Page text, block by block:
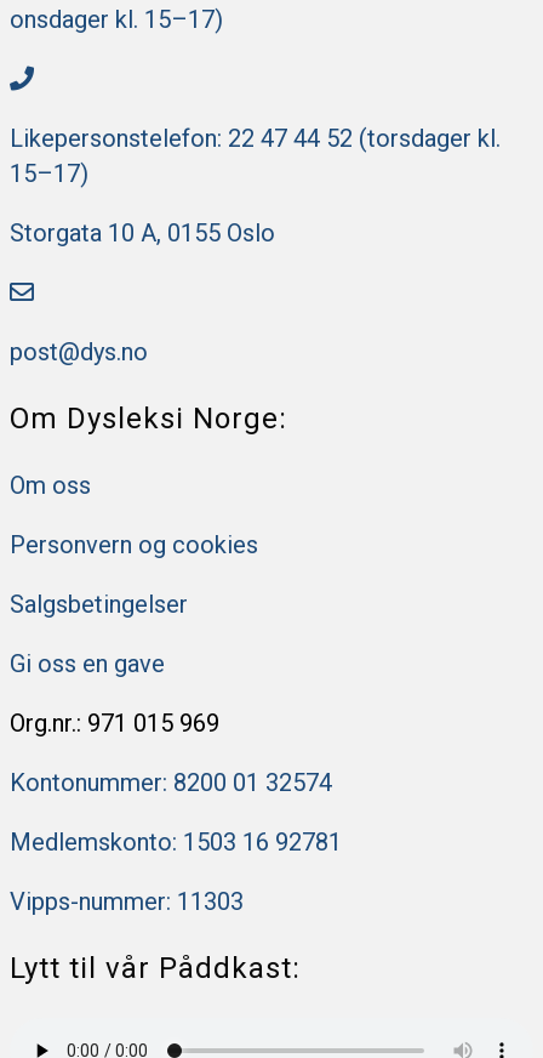
onsdager kl. 15–17)
Likepersonstelefon: 22 47 44 52 (torsdager kl.
15–17)
Storgata 10 A, 0155 Oslo
post@dys.no
Om Dysleksi Norge:
Om oss
Personvern og cookies
Salgsbetingelser
Gi oss en gave
Org.nr.: 971 015 969
Kontonummer: 8200 ​​01 32574
Medlemskonto: 1503 16 92781
Vipps-nummer: 11303
Lytt til vår Påddkast: